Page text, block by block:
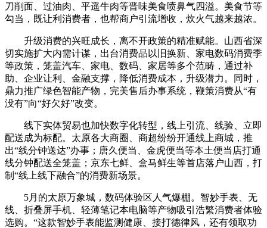
刀削面、过油肉、平遥牛肉等晋味美食喷鼻气四溢。美食节等
勾当，既让利消费者，也帮商户引流增收，炊火气越来越浓。
升级消费的兴旺成长，离不开政策的精准赋能。山西省深
切实施扩大内需计谋，出台消费品以旧换新、家电数码消费季
等政策，笼盖汽车、家电、数码、家居等多个范畴，通过补
助、企业让利、金融支撑，降低消费成本，升级潜力。同时，
鼎力推广绿色智能产物，完美售后办事系统，鞭策消费从“有
没有”向“好欠好”改变。
线下实体贸易也加快数字化转型，线上引流、线验、立即
配送成为标配。太原各大商圈、商超纷纷开通线上商城，推
出“线分钟送达”办事；唐久便当、金虎便当等本土便当店打通
线分钟配送全笼盖；京东七鲜、盒马鲜生等首店落户山西，打
制“线上线下融合”的消费新场景。
5月的太原万象城，数码体验区人气爆棚。智妙手表、无
线、折叠屏手机、轻薄笔记本电脑等产物吸引浩繁消费者体验
选购。“这款智妙手表能监测健康、接打德律风，还有领取功